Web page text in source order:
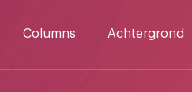
Columns Achtergrond